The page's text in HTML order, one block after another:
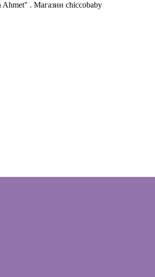
. Магазин chiccobaby